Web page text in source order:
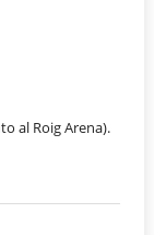
al Roig Arena).